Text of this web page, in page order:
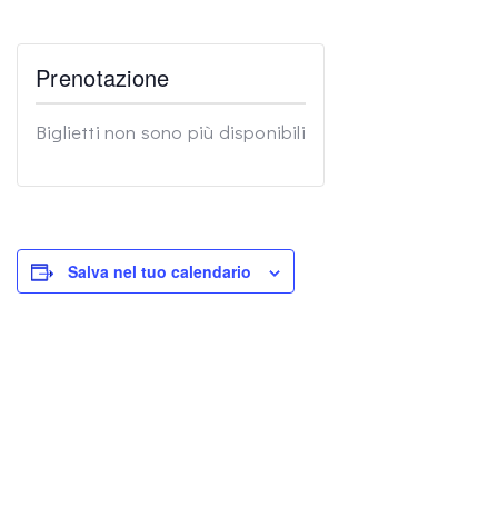
Salva nel tuo calendario
Prenotazione
Biglietti non sono più disponibili